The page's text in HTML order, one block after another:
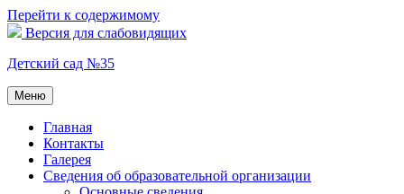
Перейти к содержимому
Версия для слабовидящих
Детский сад №35
Меню
Главная
Контакты
Галерея
Сведения об образовательной организации